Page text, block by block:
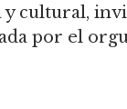
cultural,
por el